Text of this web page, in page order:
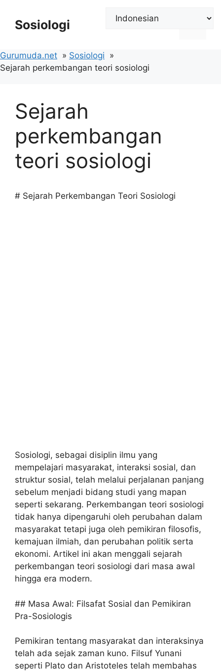
Sosiologi
Gurumuda.net
Sosiologi
Sejarah perkembangan teori sosiologi
Sejarah
perkembangan
teori sosiologi
# Sejarah Perkembangan Teori Sosiologi
Sosiologi, sebagai disiplin ilmu yang
mempelajari masyarakat, interaksi sosial, dan
struktur sosial, telah melalui perjalanan panjang
sebelum menjadi bidang studi yang mapan
seperti sekarang. Perkembangan teori sosiologi
tidak hanya dipengaruhi oleh perubahan dalam
masyarakat tetapi juga oleh pemikiran filosofis,
kemajuan ilmiah, dan perubahan politik serta
ekonomi. Artikel ini akan menggali sejarah
perkembangan teori sosiologi dari masa awal
hingga era modern.
## Masa Awal: Filsafat Sosial dan Pemikiran
Pra-Sosiologis
Pemikiran tentang masyarakat dan interaksinya
telah ada sejak zaman kuno. Filsuf Yunani
seperti Plato dan Aristoteles telah membahas